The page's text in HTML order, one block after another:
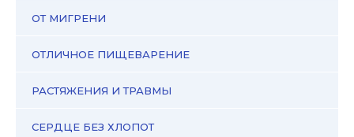
ОТ МИГРЕНИ
ОТЛИЧНОЕ ПИЩЕВАРЕНИЕ
РАСТЯЖЕНИЯ И ТРАВМЫ
СЕРДЦЕ БЕЗ ХЛОПОТ